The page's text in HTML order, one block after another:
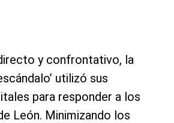
y confrontativo, la
utilizó sus
para responder a los
León. Minimizando los